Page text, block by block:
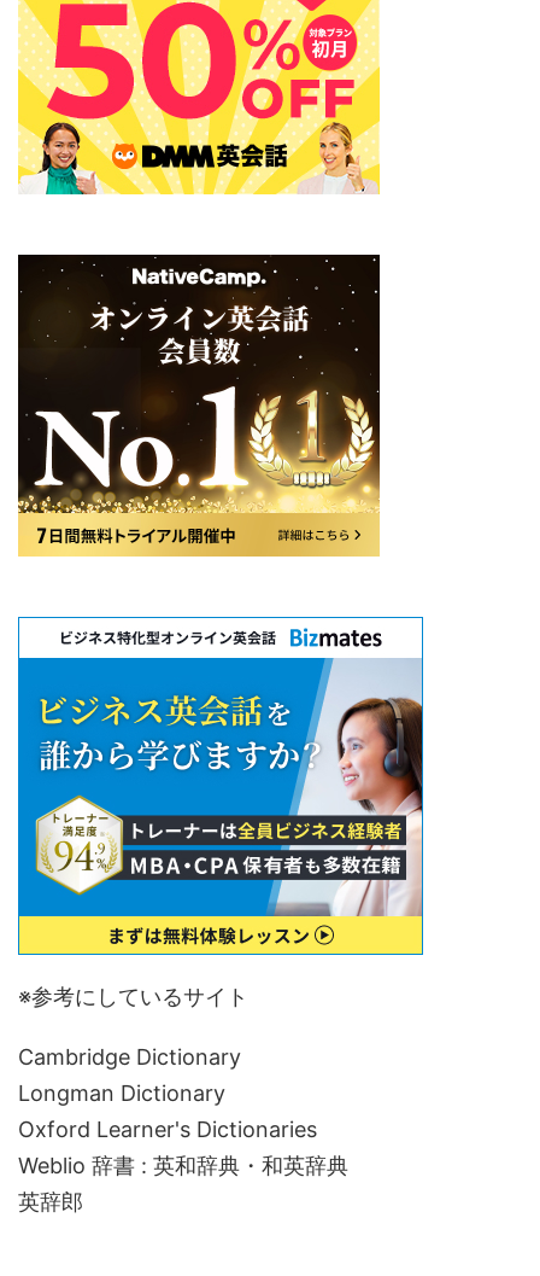
※参考にしているサイト
Cambridge Dictionary
Longman Dictionary
Oxford Learner's Dictionaries
Weblio 辞書 : 英和辞典・和英辞典
英辞郎